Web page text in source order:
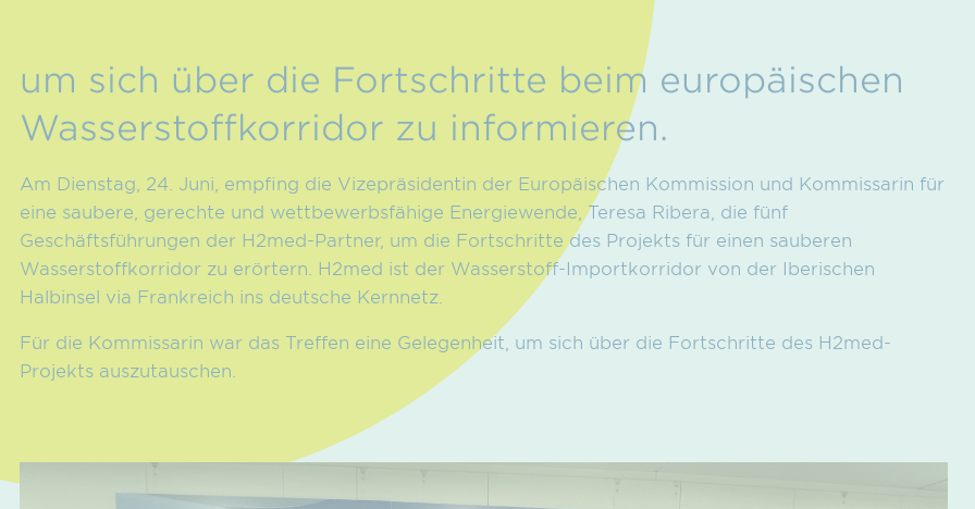
um sich über die Fortschritte beim europäischen
Wasserstoffkorridor zu informieren.
Am Dienstag, 24. Juni, empfing die Vizepräsidentin der Europäischen Kommission und Kommissarin für
eine saubere, gerechte und wettbewerbsfähige Energiewende, Teresa Ribera, die fünf
Geschäftsführungen der H2med-Partner, um die Fortschritte des Projekts für einen sauberen
Wasserstoffkorridor zu erörtern. H2med ist der Wasserstoff-Importkorridor von der Iberischen
Halbinsel via Frankreich ins deutsche Kernnetz.
Für die Kommissarin war das Treffen eine Gelegenheit, um sich über die Fortschritte des H2med-
Projekts auszutauschen.